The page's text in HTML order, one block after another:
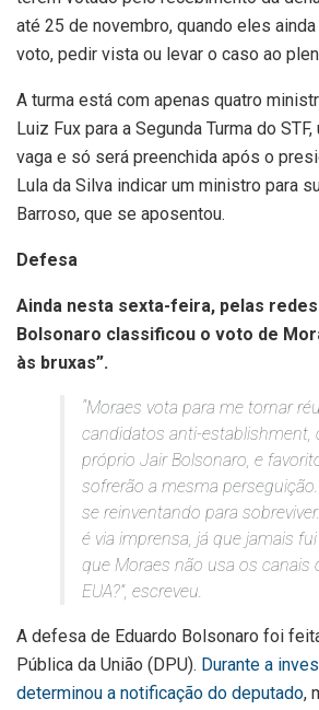
até 25 de novembro, quando eles
voto, pedir vista ou levar o caso ao
A turma está com apenas quatro
Luiz Fux para a Segunda Turma do
vaga e só será preenchida após o
Lula da Silva indicar um ministro para
Barroso, que se aposentou.
Defesa
Ainda nesta sexta-feira, pelas
Bolsonaro classificou o voto de
às bruxas”.
“Moraes vota para me tornar
candidatos anti-establishment,
próprio Jair Bolsonaro, e
sofrerão a mesma
se reinventando para
é via imprensa, já que jamais
que Moraes não usa os canais
EUA?”, escreveu.
A defesa de Eduardo Bolsonaro foi
Pública da União (DPU). Durante a
determinou a notificação do deputado,